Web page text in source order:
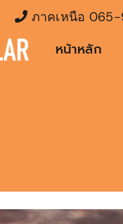
ภาคเหนือ 065-
หน้าหลัก